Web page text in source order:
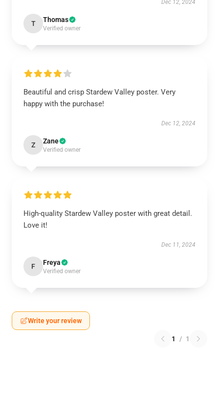
Dec 12, 2024
T Thomas
Verified owner
Beautiful and crisp Stardew Valley poster. Very
happy with the purchase!
Dec 12, 2024
Z Zane
Verified owner
High-quality Stardew Valley poster with great detail.
Love it!
Dec 11, 2024
F Freya
Verified owner
Write your review
1 / 1